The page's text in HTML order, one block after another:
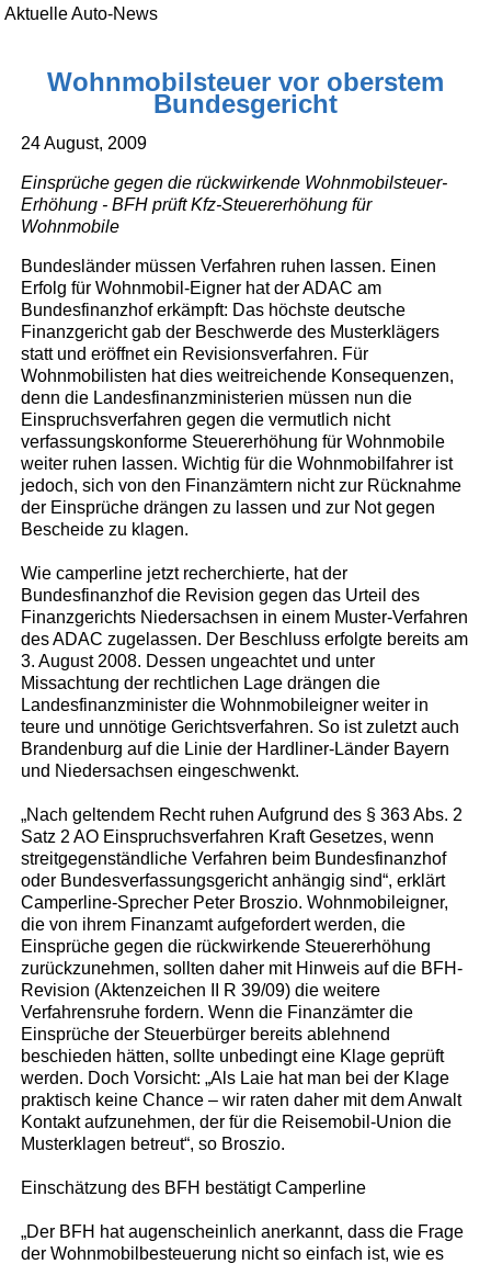
Aktuelle Auto-News
Wohnmobilsteuer vor oberstem
Bundesgericht
24 August, 2009
Einsprüche gegen die rückwirkende Wohnmobilsteuer-
Erhöhung - BFH prüft Kfz-Steuererhöhung für
Wohnmobile
Bundesländer müssen Verfahren ruhen lassen. Einen
Erfolg für Wohnmobil-Eigner hat der ADAC am
Bundesfinanzhof erkämpft: Das höchste deutsche
Finanzgericht gab der Beschwerde des Musterklägers
statt und eröffnet ein Revisionsverfahren. Für
Wohnmobilisten hat dies weitreichende Konsequenzen,
denn die Landesfinanzministerien müssen nun die
Einspruchsverfahren gegen die vermutlich nicht
verfassungskonforme Steuererhöhung für Wohnmobile
weiter ruhen lassen. Wichtig für die Wohnmobilfahrer ist
jedoch, sich von den Finanzämtern nicht zur Rücknahme
der Einsprüche drängen zu lassen und zur Not gegen
Bescheide zu klagen.
Wie camperline jetzt recherchierte, hat der
Bundesfinanzhof die Revision gegen das Urteil des
Finanzgerichts Niedersachsen in einem Muster-Verfahren
des ADAC zugelassen. Der Beschluss erfolgte bereits am
3. August 2008. Dessen ungeachtet und unter
Missachtung der rechtlichen Lage drängen die
Landesfinanzminister die Wohnmobileigner weiter in
teure und unnötige Gerichtsverfahren. So ist zuletzt auch
Brandenburg auf die Linie der Hardliner-Länder Bayern
und Niedersachsen eingeschwenkt.
„Nach geltendem Recht ruhen Aufgrund des § 363 Abs. 2
Satz 2 AO Einspruchsverfahren Kraft Gesetzes, wenn
streitgegenständliche Verfahren beim Bundesfinanzhof
oder Bundesverfassungsgericht anhängig sind“, erklärt
Camperline-Sprecher Peter Broszio. Wohnmobileigner,
die von ihrem Finanzamt aufgefordert werden, die
Einsprüche gegen die rückwirkende Steuererhöhung
zurückzunehmen, sollten daher mit Hinweis auf die BFH-
Revision (Aktenzeichen II R 39/09) die weitere
Verfahrensruhe fordern. Wenn die Finanzämter die
Einsprüche der Steuerbürger bereits ablehnend
beschieden hätten, sollte unbedingt eine Klage geprüft
werden. Doch Vorsicht: „Als Laie hat man bei der Klage
praktisch keine Chance – wir raten daher mit dem Anwalt
Kontakt aufzunehmen, der für die Reisemobil-Union die
Musterklagen betreut“, so Broszio.
Einschätzung des BFH bestätigt Camperline
„Der BFH hat augenscheinlich anerkannt, dass die Frage
der Wohnmobilbesteuerung nicht so einfach ist, wie es